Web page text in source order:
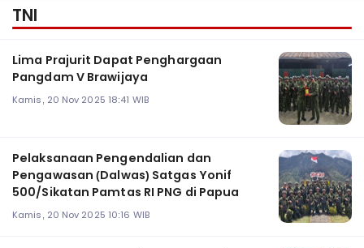
TNI
Lima Prajurit Dapat Penghargaan
Pangdam V Brawijaya
Kamis, 20 Nov 2025 18:41 WIB
Pelaksanaan Pengendalian dan
Pengawasan (Dalwas) Satgas Yonif
500/Sikatan Pamtas RI PNG di Papua
Kamis, 20 Nov 2025 10:16 WIB